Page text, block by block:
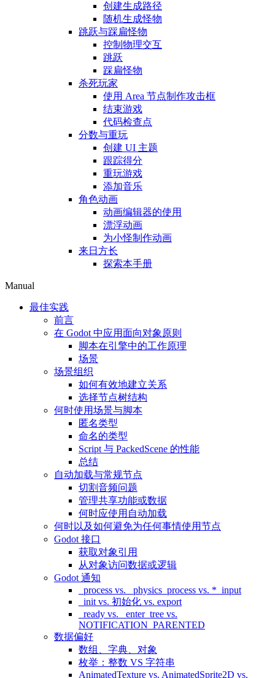
创建生成路径
随机生成怪物
跳跃与踩扁怪物
控制物理交互
跳跃
踩扁怪物
杀死玩家
使用 Area 节点制作攻击框
结束游戏
代码检查点
分数与重玩
创建 UI 主题
跟踪得分
重玩游戏
添加音乐
角色动画
动画编辑器的使用
漂浮动画
为小怪制作动画
来日方长
探索本手册
Manual
最佳实践
前言
在 Godot 中应用面向对象原则
脚本在引擎中的工作原理
场景
场景组织
如何有效地建立关系
选择节点树结构
何时使用场景与脚本
匿名类型
命名的类型
Script 与 PackedScene 的性能
总结
自动加载与常规节点
切割音频问题
管理共享功能或数据
何时应使用自动加载
何时以及如何避免为任何事情使用节点
Godot 接口
获取对象引用
从对象访问数据或逻辑
Godot 通知
_process vs. _physics_process vs. *_input
_init vs. 初始化 vs. export
_ready vs. _enter_tree vs.
NOTIFICATION_PARENTED
数据偏好
数组、字典、对象
枚举：整数 VS 字符串
AnimatedTexture vs. AnimatedSprite2D vs.